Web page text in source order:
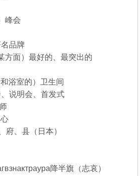
峰会
品牌
面）最好的、最突出的
浴室的）卫生间
说明会、首发式
府、县（日本）
降半旗（志哀）